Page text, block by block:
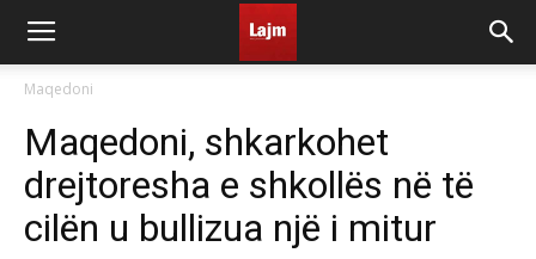
Maqedoni
Maqedoni, shkarkohet
drejtoresha e shkollës në të
cilën u bullizua një i mitur